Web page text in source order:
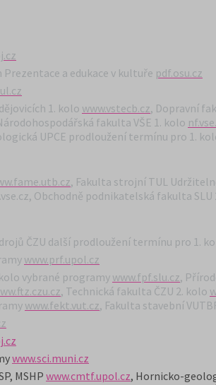
a edukace v kultuře pdf.osu.cz
1. kolo www.vstecb.cz, Dopravní
fakulta VŠE 1. kolo
UPCE prodloužení termínu pro 1.
, Fakulta strojní TUL
Obchodně podnikatelská fakulta SLU
ČZU další prodloužení termínu pro 1.
www.prf.upol.cz
vybrané programy www.fpf.slu.cz,
, Technická fakulta ČZU 2. kolo
www.fekt.vut.cz, Fakulta stavební
www.sci.muni.cz
MSHP www.cmtf.upol.cz, Hornicko-